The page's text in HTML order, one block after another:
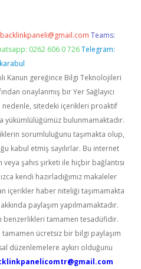
backlinkpaneli@gmail.com Teams:
0262 606 0 726 Telegram:
Kanun gereğince Bilgi Teknolojileri
onaylanmış bir Yer Sağlayıcı
sitedeki içerikleri proaktif
yükümlülüğümüz bulunmamaktadır.
sorumluluğunu taşımakta olup,
kabul etmiş sayılırlar. Bu internet
şahıs şirketi ile hiçbir bağlantısı
kendi hazırladığımız makaleler
içerikler haber niteliği taşımamakta
paylaşım yapılmamaktadır.
benzerlikleri tamamen tesadüfidir.
tamamen ücretsiz bir bilgi paylaşım
düzenlemelere aykırı olduğunu